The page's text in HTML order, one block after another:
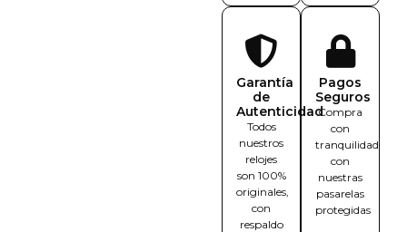
Garantía
de
Autenticidad
Todos
nuestros
relojes
son 100%
originales,
con
respaldo
Pagos
Seguros
Compra
con
tranquilidad
con
nuestras
pasarelas
protegidas